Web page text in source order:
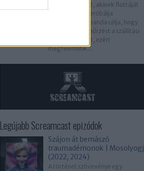
segítségére siet, akinek flottáját
egy bűnbanda próbálja
tönkretenni. A banda célja, hogy
átvegye az ellenőrzést a szállítási
útvonalak felett, ezért
megfélemlítik...
Legújabb Screamcast epizódok
Szájon át bemászó
traumadémonok | Mosolyogj
(2022, 2024)
A történet szövevénye egy